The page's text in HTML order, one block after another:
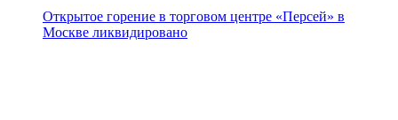
Открытое горение в торговом центре «Персей» в
Москве ликвидировано